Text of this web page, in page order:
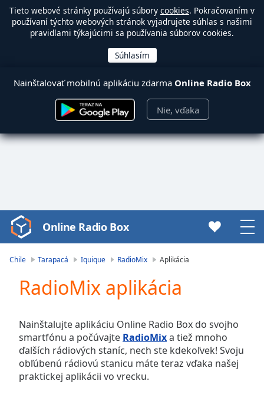
Tieto webové stránky používajú súbory cookies. Pokračovaním v
používaní týchto webových stránok vyjadrujete súhlas s našimi
pravidlami týkajúcimi sa používania súborov cookies.
Nainštalovať mobilnú aplikáciu zdarma Online Radio Box
Nie, vďaka
Video
Player
Video
Skip
Backward
Skip
Forward
Mute
Current
Online Radio Box
Chile Tarapacá Iquique RadioMix Aplikácia
RadioMix aplikácia
Nainštalujte aplikáciu Online Radio Box do svojho
smartfónu a počúvajte RadioMixa tiež mnoho
ďalších rádiových staníc, nech ste kdekoľvek! Svoju
obľúbenú rádiovú stanicu máte teraz vďaka našej
praktickej aplikácii vo vrecku.